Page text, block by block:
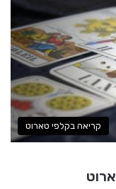
קריאה בקלפי טארוט